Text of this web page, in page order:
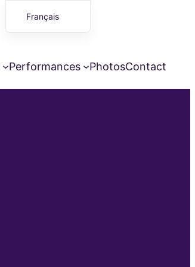
Performances PhotosContact
Français